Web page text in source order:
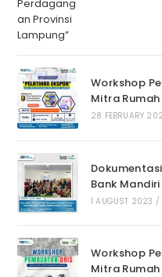
Workshop
Mitra Rumah
28 FEBRUARY
Bank Mandiri
1 AUGUST 2023 /
Workshop
Mitra